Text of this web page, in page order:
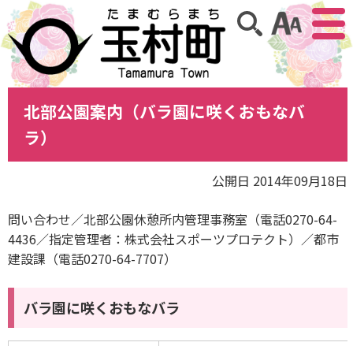
アクセ
サイト内検索
北部公園案内（バラ園に咲くおもなバ
ラ）
公開日 2014年09月18日
問い合わせ／北部公園休憩所内管理事務室（電話0270-64-
4436／指定管理者：株式会社スポーツプロテクト）／都市
建設課（電話0270-64-7707）
バラ園に咲くおもなバラ